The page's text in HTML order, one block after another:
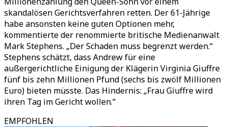
skandalösen Gerichtsverfahren retten. Der 61-Jährige
habe ansonsten keine guten Optionen mehr,
kommentierte der renommierte britische Medienanwalt
Mark Stephens. „Der Schaden muss begrenzt werden.“
Stephens schätzt, dass Andrew für eine
außergerichtliche Einigung der Klägerin Virginia Giuffre
fünf bis zehn Millionen Pfund (sechs bis zwölf Millionen
Euro) bieten müsste. Das Hindernis: „Frau Giuffre wird
ihren Tag im Gericht wollen.“
EMPFOHLEN